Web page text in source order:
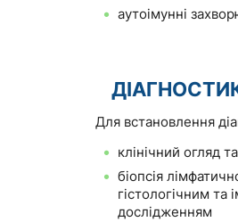
аутоімунні
Для встановлення
клінічний огляд
біопсія
гістологічним та
дослідженням